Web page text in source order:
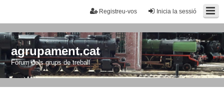
Inicia la sessió
Registreu-vos
agrupament.cat
Fòrum dels grups de treball